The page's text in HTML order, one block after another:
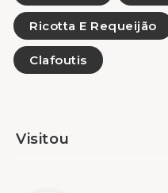
Ricotta E Requeijão
Clafoutis
Visitou